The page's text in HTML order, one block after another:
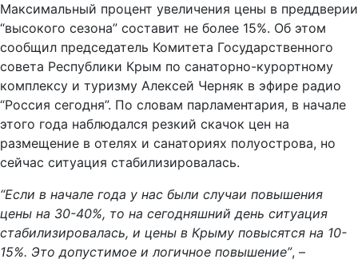
Максимальный процент увеличения цены в преддверии
“высокого сезона” составит не более 15%. Об этом
сообщил председатель Комитета Государственного
совета Республики Крым по санаторно-курортному
комплексу и туризму Алексей Черняк в эфире радио
“Россия сегодня”. По словам парламентария, в начале
этого года наблюдался резкий скачок цен на
размещение в отелях и санаториях полуострова, но
сейчас ситуация стабилизировалась.
“Если в начале года у нас были случаи повышения
цены на 30-40%, то на сегодняшний день ситуация
стабилизировалась, и цены в Крыму повысятся на 10-
15%. Это допустимое и логичное повышение”, –